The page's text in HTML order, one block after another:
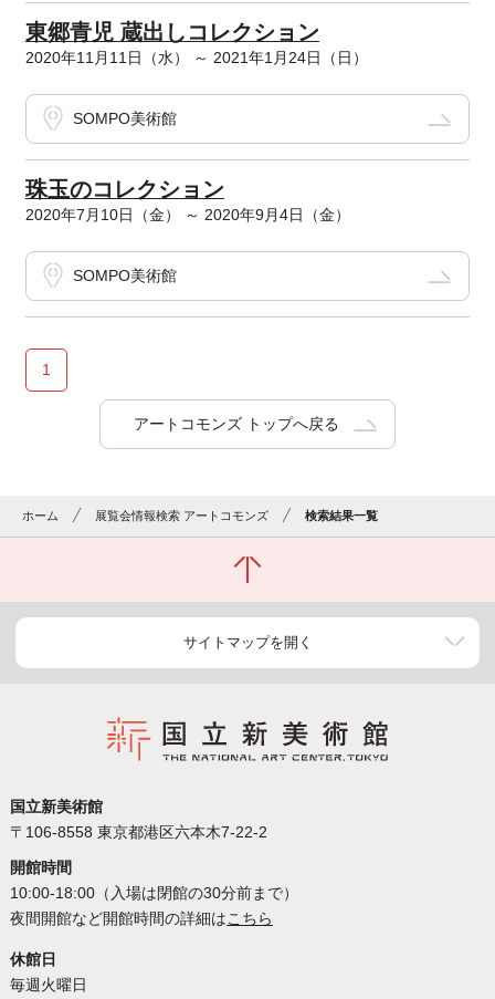
東郷青児 蔵出しコレクション
2020年11月11日（水） ～ 2021年1月24日（日）
SOMPO美術館
珠玉のコレクション
2020年7月10日（金） ～ 2020年9月4日（金）
SOMPO美術館
1
アートコモンズ トップへ戻る
ホーム 展覧会情報検索 アートコモンズ 検索結果一覧
サイトマップを開く
国立新美術館
〒106-8558 東京都港区六本木7-22-2
開館時間
10:00-18:00（入場は閉館の30分前まで）
夜間開館など開館時間の詳細はこちら
休館日
毎週火曜日